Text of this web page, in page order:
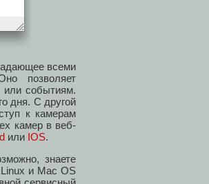
всеми
позволяет
или событиям.
дня. С другой
к камерам
камер в веб-
или IOS.
знаете
и Mac OS